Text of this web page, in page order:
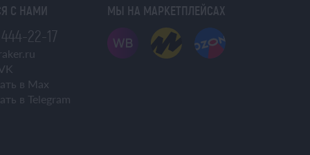
С НАМИ
22-17
в Max
в Telegram
МЫ НА МАРКЕТПЛЕЙСАХ